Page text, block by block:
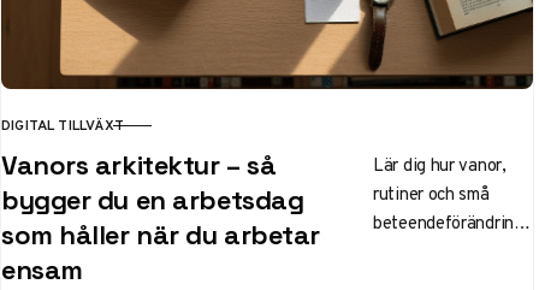
KATEGORI
DIGITAL TILLVÄXT
Vanors arkitektur – så
bygger du en arbetsdag
som håller när du arbetar
ensam
Lär dig hur vanor,
rutiner och små
beteendeförändringa